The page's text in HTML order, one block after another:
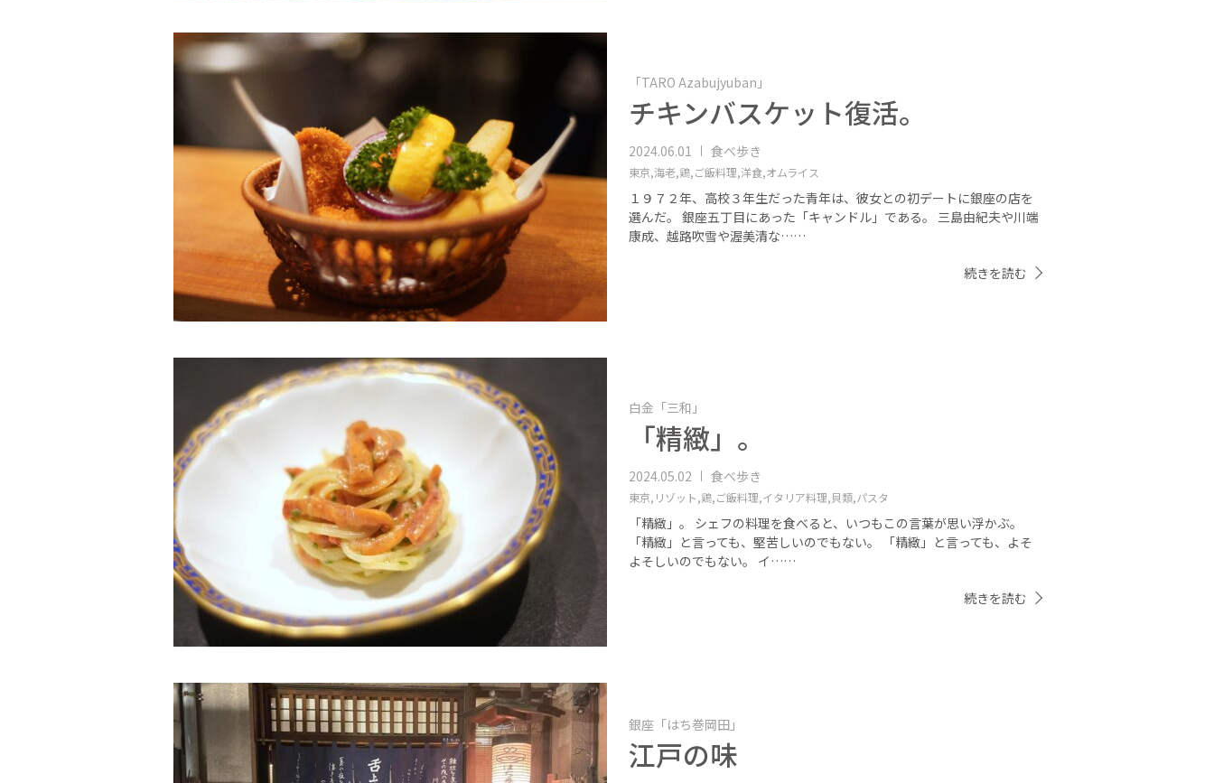
「TARO Azabujyuban」
チキンバスケット復活。
2024.06.01 食べ歩き
東京,海老,鶏,ご飯料理,洋食,オムライス
１９７２年、高校３年生だった青年は、彼女との初デートに銀座の店を
選んだ。 銀座五丁目にあった「キャンドル」である。 三島由紀夫や川端
康成、越路吹雪や渥美清な……
続きを読む
白金「三和」
「精緻」。
2024.05.02 食べ歩き
東京, リゾット,鶏,ご飯料理,イタリア料理,貝類,パスタ
「精緻」。 シェフの料理を食べると、いつもこの言葉が思い浮かぶ。
「精緻」と言っても、堅苦しいのでもない。 「精緻」と言っても、よそ
よそしいのでもない。 イ……
続きを読む
銀座「はち巻岡田」
江戸の味